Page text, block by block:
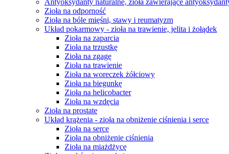
Antyoksydanty naturalne, zioła zawierające
Zioła na odporność
Zioła na bóle mięśni, stawy i reumatyzm
Układ pokarmowy - zioła na trawienie, jelita i żołądek
Zioła na zaparcia
Zioła na trzustkę
Zioła na zgagę
Zioła na trawienie
Zioła na woreczek żółciowy
Zioła na biegunkę
Zioła na helicobacter
Zioła na wzdęcia
Zioła na prostate
Układ krążenia - zioła na obniżenie ciśnienia i serce
Zioła na serce
Zioła na obniżenie ciśnienia
Zioła na miażdżycę